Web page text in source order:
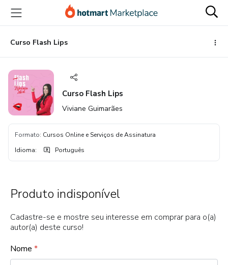
para
conteúdo
principal
para
pagamento
para
rodapé
Curso Flash Lips
Curso Flash Lips
Viviane Guimarães
Formato: Cursos Online e Serviços de Assinatura
Idioma: Português
Produto indisponível
Cadastre-se e mostre seu interesse em comprar para o(a)
autor(a) deste curso!
Nome *